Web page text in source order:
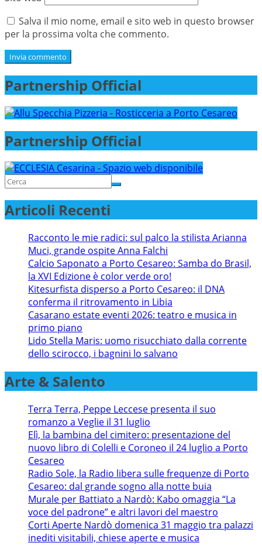
Salva il mio nome, email e sito web in questo browser
per la prossima volta che commento.
Partnership Official
Partnership Official
Articoli Recenti
Racconto le mie radici: sul palco la stilista Arianna
Muci, grande ospite Anna Falchi
Calcio Saponato a Porto Cesareo: Samba do Brasil,
la XVI Edizione è color verde oro!
Kitesurfista disperso a Porto Cesareo: il DNA
conferma il ritrovamento in Libia
Casarano estate eventi 2026: teatro e musica in
primo piano
Lido Stella Maris: uomo risucchiato dalla corrente
dello scirocco, i bagnini lo salvano
Arte & Salento
Terra Terra, Peppe Leccese presenta il suo
romanzo a Veglie il 31 luglio
Elì, la bambina del cimitero: presentazione del
nuovo libro di Colelli e Coroneo il 24 luglio a Porto
Cesareo
Radio Sole, la Radio libera sulle frequenze di Porto
Cesareo: dal grande sogno alla notte buia
Murale per Battiato a Nardò: Kabo omaggia “La
voce del padrone” e altri lavori del maestro
Corti Aperte Nardò domenica 31 maggio tra palazzi
inediti visitabili, chiese aperte e musica